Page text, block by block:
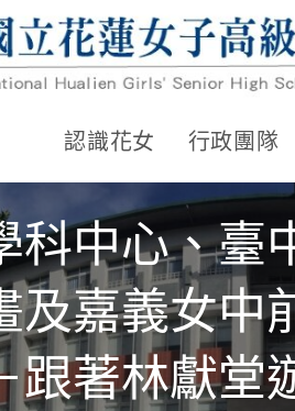
認識花女 行政團隊
科中心、臺
及嘉義女中
跟著林獻堂